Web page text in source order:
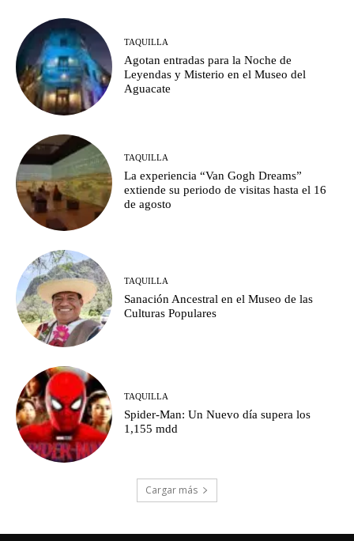
TAQUILLA
Agotan entradas para la Noche de
Leyendas y Misterio en el Museo del
Aguacate
TAQUILLA
La experiencia “Van Gogh Dreams”
extiende su periodo de visitas hasta el 16
de agosto
TAQUILLA
Sanación Ancestral en el Museo de las
Culturas Populares
TAQUILLA
Spider-Man: Un Nuevo día supera los
1,155 mdd
Cargar más